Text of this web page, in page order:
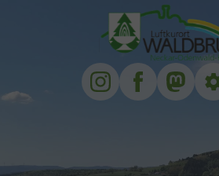
Zum Hauptinhalt springen
Zum Footer springen